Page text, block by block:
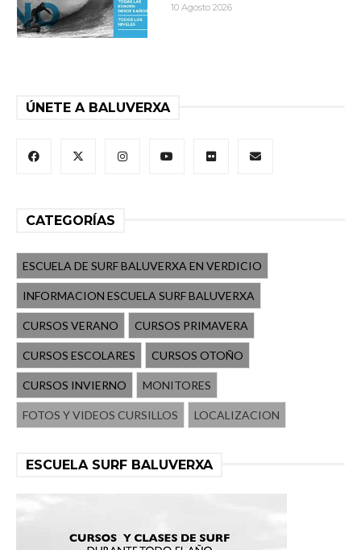
10 Agosto 2026
ÚNETE A BALUVERXA
CATEGORÍAS
ESCUELA DE SURF BALUVERXA EN VERDICIO
INFORMACION ESCUELA SURF BALUVERXA
CURSOS VERANO CURSOS PRIMAVERA
CURSOS ESCOLARES CURSOS OTOÑO
CURSOS INVIERNO MONITORES
FOTOS Y VIDEOS CURSILLOS LOCALIZACION
ESCUELA SURF BALUVERXA